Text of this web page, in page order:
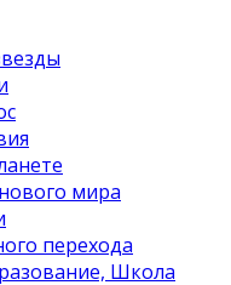
мира
перехода
Школа